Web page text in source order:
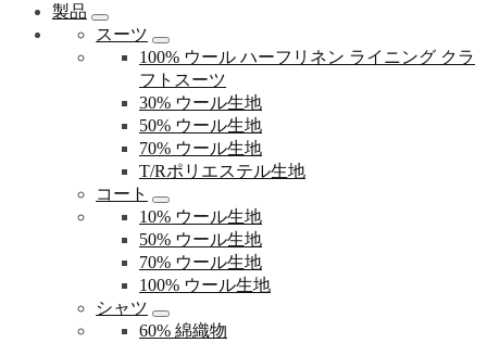
製品
スーツ
100% ウール ハーフリネン ライニング クラ
フトスーツ
30% ウール生地
50% ウール生地
70% ウール生地
T/Rポリエステル生地
コート
10% ウール生地
50% ウール生地
70% ウール生地
100% ウール生地
シャツ
60% 綿織物